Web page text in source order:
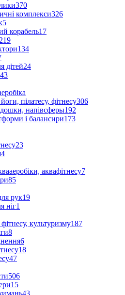
370
комплекси326
5
корабель17
219
134
дітей24
пілатесу, фітнесу306
дошки, напівсферы192
і балансири173
23
4
аквафітнесу7
85
рук19
ніг1
культуризму187
8
6
18
47
506
15
43